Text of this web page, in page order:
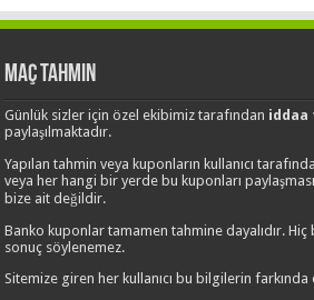
Maç Tahmin
Günlük sizler için özel ekibimiz tarafından iddaa
paylaşılmaktadır.
Yapılan tahmin veya kuponların kullanıcı
veya her hangi bir yerde bu kuponları
bize ait değildir.
Banko kuponlar tamamen tahmine dayalıdır.
sonuç söylenemez.
Sitemize giren her kullanıcı bu bilgilerin farkında